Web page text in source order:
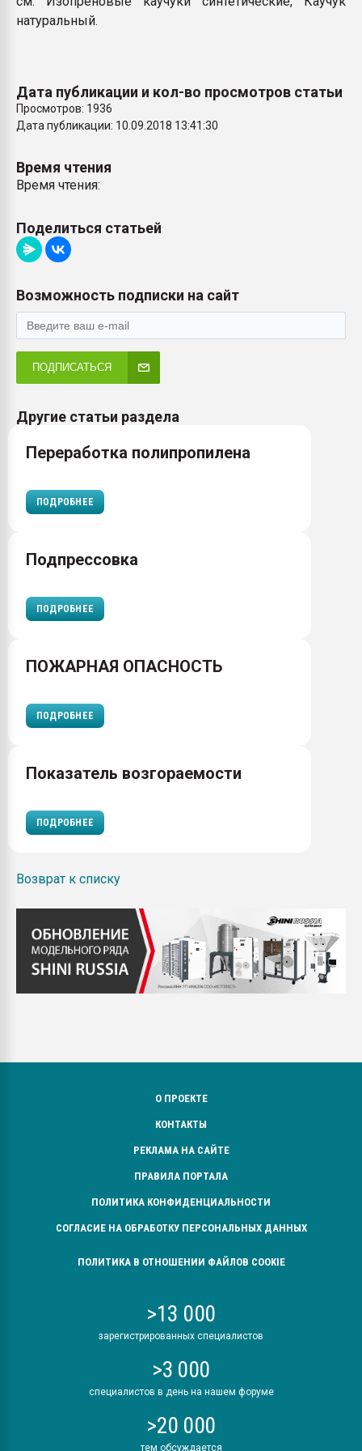
натуральный.
Дата публикации и кол-во просмотров статьи
Просмотров: 1936
Дата публикации: 10.09.2018 13:41:30
Время чтения
Время чтения:
Поделиться статьей
Возможность подписки на сайт
ПОДПИСАТЬСЯ
Другие статьи раздела
Переработка полипропилена
ПОДРОБНЕЕ
Подпрессовка
ПОДРОБНЕЕ
ПОЖАРНАЯ ОПАСНОСТЬ
ПОДРОБНЕЕ
Показатель возгораемости
ПОДРОБНЕЕ
Возврат к списку
О ПРОЕКТЕ
КОНТАКТЫ
РЕКЛАМА НА САЙТЕ
ПРАВИЛА ПОРТАЛА
ПОЛИТИКА КОНФИДЕНЦИАЛЬНОСТИ
СОГЛАСИЕ НА ОБРАБОТКУ ПЕРСОНАЛЬНЫХ ДАННЫХ
ПОЛИТИКА В ОТНОШЕНИИ ФАЙЛОВ COOKIE
>13 000
зарегистрированных специалистов
>3 000
специалистов в день на нашем форуме
>20 000
тем обсуждается